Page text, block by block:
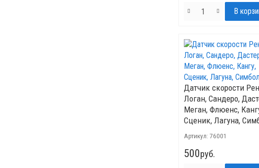
Датчик скорости
Логан, Сандеро,
Меган, Флюенс,
Сценик, Лагуна,
Артикул: 76001
500руб.